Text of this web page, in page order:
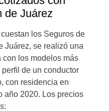
de Juárez
los Seguros de
Juárez, se realizó una
con los modelos más
de un conductor
con residencia en
año 2020. Los precios